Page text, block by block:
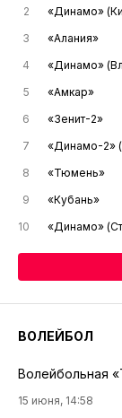
2
«Динамо»
3
«Алания»
4
«Динамо»
5
«Амкар»
6
«Зенит-2»
7
«Динамо-2»
8
«Тюмень»
9
«Кубань»
10
«Динамо»
ВОЛЕЙБОЛ
Волейбольная
15 июня, 14:58